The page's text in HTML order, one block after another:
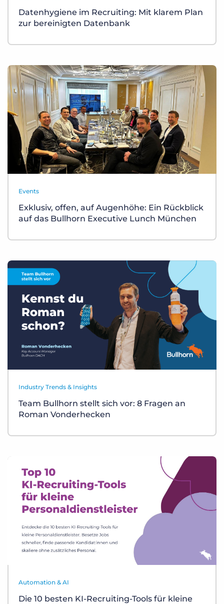
Datenhygiene im Recruiting: Mit klarem Plan
zur bereinigten Datenbank
Events
Exklusiv, offen, auf Augenhöhe: Ein Rückblick
auf das Bullhorn Executive Lunch München
Industry Trends & Insights
Team Bullhorn stellt sich vor: 8 Fragen an
Roman Vonderhecken
Automation & AI
Die 10 besten KI-Recruiting-Tools für kleine